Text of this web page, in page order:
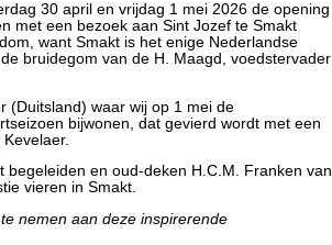
30 april en vrijdag 1 mei 2026 de opening
met een bezoek aan Sint Jozef te Smakt
want Smakt is het enige Nederlandse
bruidegom van de H. Maagd, voedstervader
(Duitsland) waar wij op 1 mei de
bijwonen, dat gevierd wordt met een
begeleiden en oud-deken H.C.M. Franken van
vieren in Smakt.
nemen aan deze inspirerende